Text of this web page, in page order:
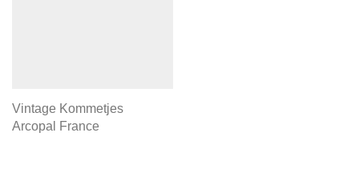
Vintage Kommetjes
Arcopal France